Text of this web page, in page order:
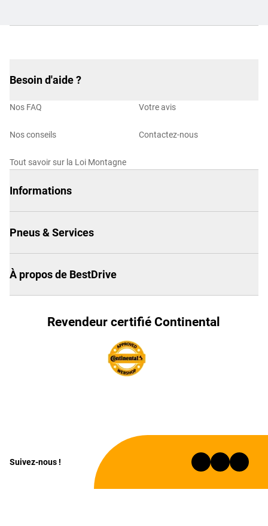
Besoin d'aide ?
Nos FAQ
Nos conseils
Tout savoir sur la Loi Montagne
Votre avis
Contactez-nous
Informations
Pneus & Services
À propos de BestDrive
Revendeur certifié Continental
Suivez-nous !